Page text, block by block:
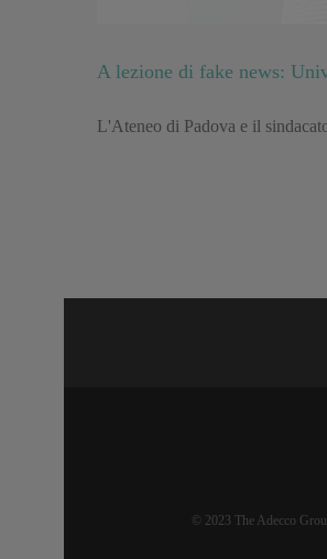
A lezione di fake news:
L'Ateneo di Padova e il
© 2023 The Adecco